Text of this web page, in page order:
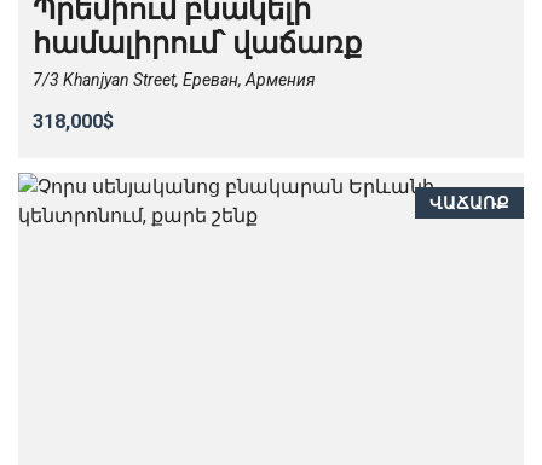
Պրեմիում բնակելի
համալիրում՝ վաճառք
7/3 Khanjyan Street, Ереван, Армения
318,000$
ՎԱՃԱՌՔ